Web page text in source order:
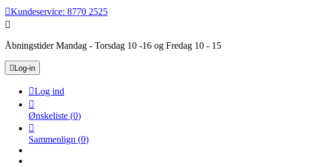
Kundeservice: 8770 2525

Åbningstider Mandag - Torsdag 10 -16 og Fredag 10 - 15
 Log-in
Log ind

Ønskeliste (0)

Sammenlign (0)